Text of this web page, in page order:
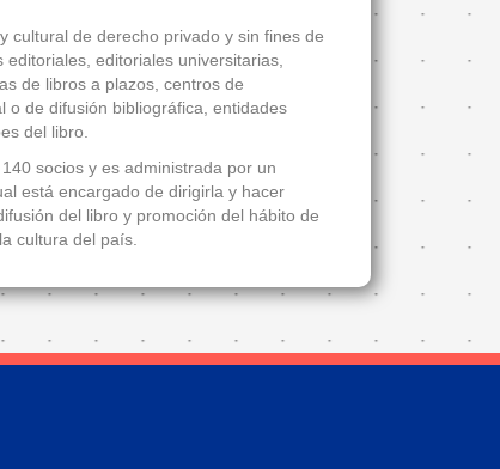
cultural de derecho privado y sin fines de
editoriales universitarias,
de libros a plazos, centros de
o de difusión bibliográfica, entidades
del libro.
socios y es administrada por un
está encargado de dirigirla y hacer
del libro y promoción del hábito de
cultura del país.